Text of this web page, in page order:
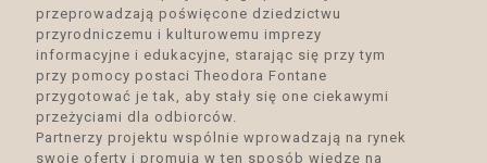
przeprowadzają poświęcone dziedzictwu
przyrodniczemu i kulturowemu imprezy
informacyjne i edukacyjne, starając się przy tym
przy pomocy postaci Theodora Fontane
przygotować je tak, aby stały się one ciekawymi
przeżyciami dla odbiorców.
Partnerzy projektu wspólnie wprowadzają na rynek
swoje oferty i promują w ten sposób wiedzę na